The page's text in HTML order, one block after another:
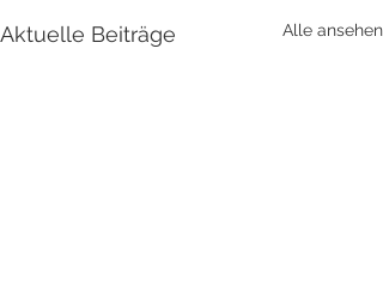
Aktuelle Beiträge Alle ansehen